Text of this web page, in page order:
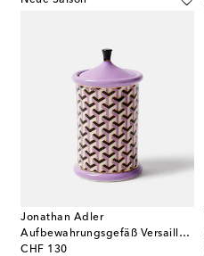
Jonathan Adler
Aufbewahrungsgefäß Versailles aus Porzellan
CHF 130
original price